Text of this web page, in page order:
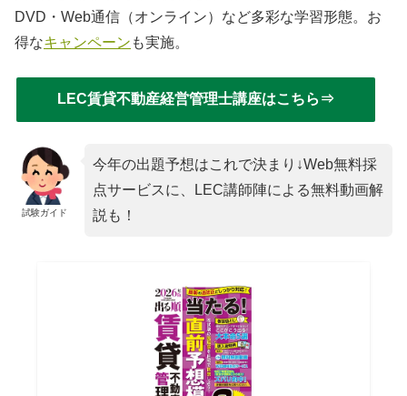
DVD・Web通信（オンライン）など多彩な学習形態。お
得なキャンペーン も実施。
LEC賃貸不動産経営管理士講座はこちら⇒
試験ガイド
今年の出題予想はこれで決まり↓Web無料採
点サービスに、LEC講師陣による無料動画解
説も！